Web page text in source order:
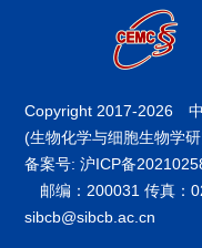
Copyright 2017-2026 中
(生物化学与细胞生物学
备案号: 沪ICP备
邮编：200031 传真：
sibcb@sibcb.ac.cn